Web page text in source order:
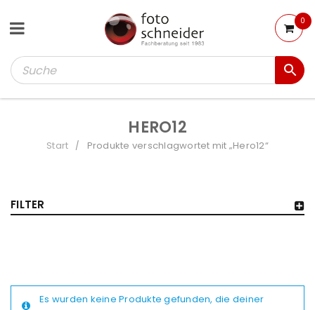
0
HERO12
Start / Produkte verschlagwortet mit „Hero12“
FILTER
Es wurden keine Produkte gefunden, die deiner